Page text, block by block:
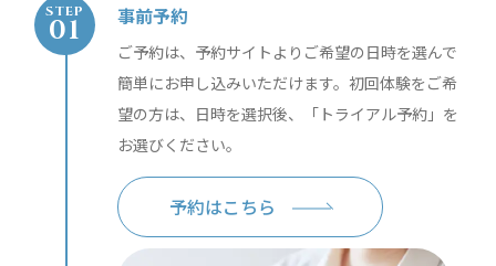
STEP 事前予約
ご予約は、予約サイトよりご希望の日時を選んで
簡単にお申し込みいただけます。初回体験をご希
望の方は、日時を選択後、「トライアル予約」を
お選びください。
予約はこちら